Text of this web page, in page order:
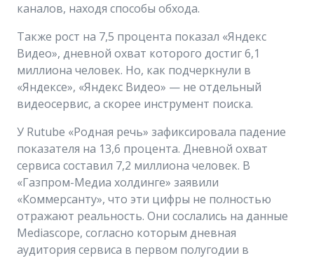
каналов, находя способы обхода.
Также рост на 7,5 процента показал «Яндекс
Видео», дневной охват которого достиг 6,1
миллиона человек. Но, как подчеркнули в
«Яндексе», «Яндекс Видео» — не отдельный
видеосервис, а скорее инструмент поиска.
У Rutube «Родная речь» зафиксировала падение
показателя на 13,6 процента. Дневной охват
сервиса составил 7,2 миллиона человек. В
«Газпром-Медиа холдинге» заявили
«Коммерсанту», что эти цифры не полностью
отражают реальность. Они сослались на данные
Mediascope, согласно которым дневная
аудитория сервиса в первом полугодии в